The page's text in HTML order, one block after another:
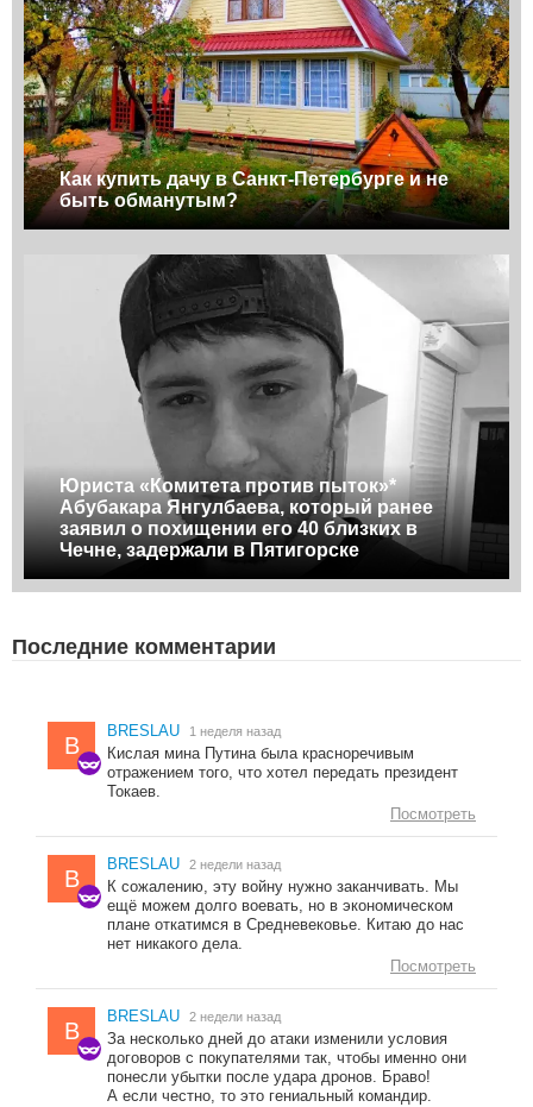
Как купить дачу в Санкт-Петербурге и не
быть обманутым?
Юриста «Комитета против пыток»*
Абубакара Янгулбаева, который ранее
заявил о похищении его 40 близких в
Чечне, задержали в Пятигорске
Последние комментарии
B
BRESLAU 1 неделя назад
Кислая мина Путина была красноречивым
отражением того, что хотел передать президент
Токаев.
Посмотреть
B
BRESLAU 2 недели назад
К сожалению, эту войну нужно заканчивать. Мы
ещё можем долго воевать, но в экономическом
плане откатимся в Средневековье. Китаю до нас
нет никакого дела.
Посмотреть
B
BRESLAU 2 недели назад
За несколько дней до атаки изменили условия
договоров с покупателями так, чтобы именно они
понесли убытки после удара дронов. Браво!
А если честно, то это гениальный командир.